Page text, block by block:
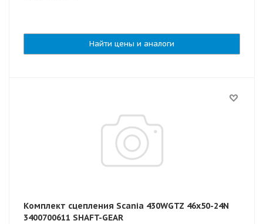
Найти цены и аналоги
Комплект сцепления Scania 430WGTZ 46x50-24N
3400700611 SHAFT-GEAR